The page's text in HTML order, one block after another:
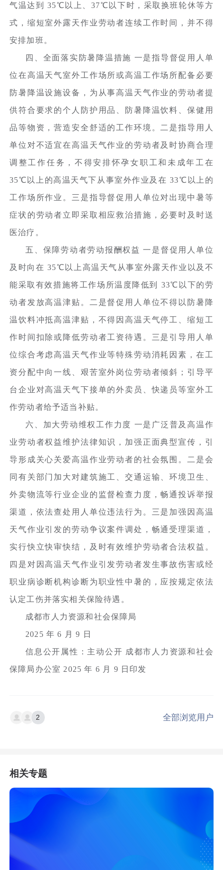
气温达到 35℃以上、37℃以下时，采取换班轮休等方
式，缩短室外露天作业劳动者连续工作时间，并不得
安排加班。
四、全面落实防暑降温措施 一是指导督促用人单
位在高温天气室外工作场所或高温工作场所配备必要
防暑降温设施设备，为从事高温天气作业的劳动者提
供符合要求的个人防护用品、防暑降温饮料、保健用
品等物资，营造安全舒适的工作环境。二是指导用人
单位对不适宜在高温天气作业的劳动者及时协商合理
调整工作任务，不得安排怀孕女职工和未成年工在
35℃以上的高温天气下从事室外作业及在 33℃以上的
工作场所作业。三是指导督促用人单位对出现中暑等
症状的劳动者立即采取相应救治措施，必要时及时送
医治疗。
五、保障劳动者劳动报酬权益 一是督促用人单位
及时向在 35℃以上高温天气从事室外露天作业以及不
能采取有效措施将工作场所温度降低到 33℃以下的劳
动者发放高温津贴。二是督促用人单位不得以防暑降
温饮料冲抵高温津贴，不得因高温天气停工、缩短工
作时间扣除或降低劳动者工资待遇。三是引导用人单
位综合考虑高温天气作业等特殊劳动消耗因素，在工
资分配中向一线、艰苦室外岗位劳动者倾斜；引导平
台企业对高温天气下接单的外卖员、快递员等室外工
作劳动者给予适当补贴。
六、加大劳动维权工作力度 一是广泛普及高温作
业劳动者权益维护法律知识，加强正面典型宣传，引
导形成关心关爱高温作业劳动者的社会氛围。二是会
同有关部门加大对建筑施工、交通运输、环境卫生、
外卖物流等行业企业的监督检查力度，畅通投诉举报
渠道，依法查处用人单位违法行为。三是加强因高温
天气作业引发的劳动争议案件调处，畅通受理渠道，
实行快立快审快结，及时有效维护劳动者合法权益。
四是对因高温天气作业引发劳动者发生事故伤害或经
职业病诊断机构诊断为职业性中暑的，应按规定依法
认定工伤并落实相关保险待遇。
成都市人力资源和社会保障局
2025 年 6 月 9 日
信息公开属性：主动公开 成都市人力资源和社会
保障局办公室 2025 年 6 月 9 日印发
2 全部浏览用户
相关专题